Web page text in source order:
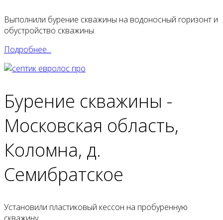
Выполнили бурение скважины на водоносный горизонт и
обустройство скважины.
Подробнее...
Бурение скважины -
Московская область,
Коломна, д.
Семибратское
Установили пластиковый кессон на пробуренную